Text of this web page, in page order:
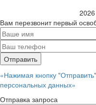
Вам перезвонит первый
«Нажимая кнопку
персональных данных»
Отправка запроса